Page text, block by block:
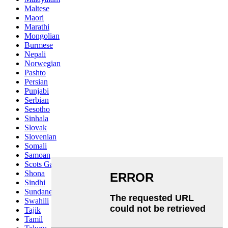
Maltese
Maori
Marathi
Mongolian
Burmese
Nepali
Norwegian
Pashto
Persian
Punjabi
Serbian
Sesotho
Sinhala
Slovak
Slovenian
Somali
Samoan
Scots Gaelic
Shona
Sindhi
Sundanese
Swahili
Tajik
Tamil